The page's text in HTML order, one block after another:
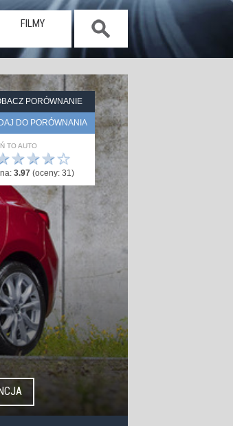
FILMY
PORÓWNANIE
DO PORÓWNANIA
TO AUTO
☆
★
★
★
3.97 (oceny: 31)